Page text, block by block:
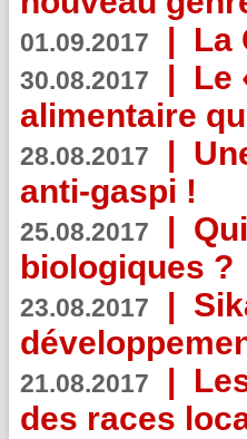
01.09.2017 | La
30.08.2017 | Le
alimentaire
28.08.2017 |
anti-gaspi !
25.08.2017 |
biologiques ?
23.08.2017 |
21.08.2017 |
des races